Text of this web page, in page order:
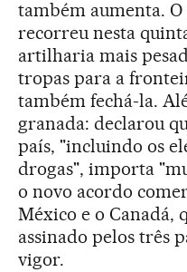
também aumenta.
recorreu nesta
artilharia mais
tropas para a
também fechá-la.
granada: declarou
país, "incluindo os
drogas", importa
o novo acordo
México e o Canadá,
assinado pelos três
vigor.